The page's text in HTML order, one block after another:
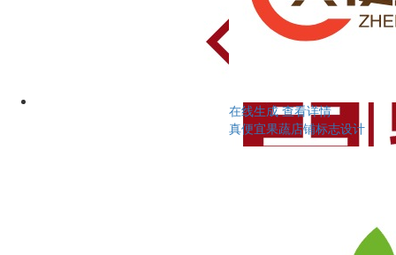
在线生成 查看详情
真便宜果蔬店铺标志设计